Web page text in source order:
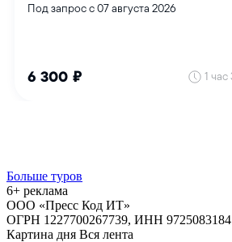
Больше туров
6+ реклама
ООО «Пресс Код ИТ»
ОГРН 1227700267739, ИНН 9725083184
Картина дня Вся лента